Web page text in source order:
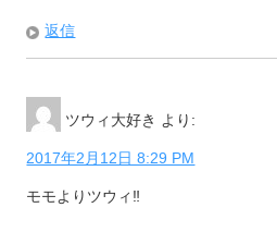
返信
ツウィ大好き より:
2017年2月12日 8:29 PM
モモよりツウィ‼︎